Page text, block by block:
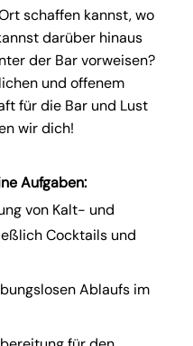
schaffen kannst, wo
darüber hinaus
der Bar vorweisen?
und offenem
für die Bar und Lust
wir dich!
Aufgaben:
von Kalt- und
Cocktails und
Ablaufs im